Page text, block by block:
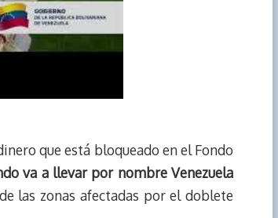
que está bloqueado en el Fondo
va a llevar por nombre Venezuela
las zonas afectadas por el doblete